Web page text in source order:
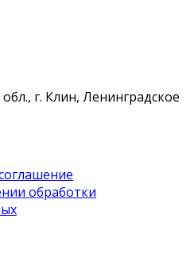
г. Клин, Ленинградское
обработки